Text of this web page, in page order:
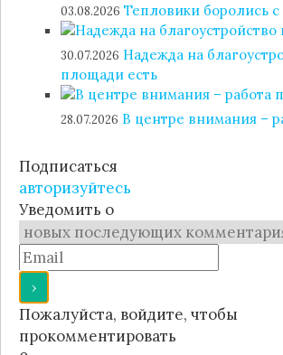
03.08.2026 Тепловики боролись
30.07.2026 Надежда на
площади есть
28.07.2026 В центре внимания –
Подписаться
авторизуйтесь
Уведомить о
Пожалуйста, войдите, чтобы
прокомментировать